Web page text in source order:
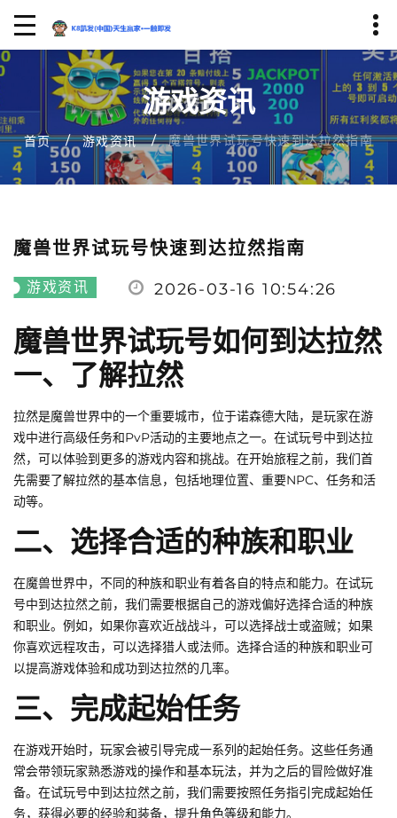
游戏资讯
首页 游戏资讯 魔兽世界试玩号快速到达拉然指南
魔兽世界试玩号快速到达拉然指南
游戏资讯 2026-03-16 10:54:26
魔兽世界试玩号如何到达拉然
一、了解拉然
拉然是魔兽世界中的一个重要城市，位于诺森德大陆，是玩家在游
戏中进行高级任务和PvP活动的主要地点之一。在试玩号中到达拉
然，可以体验到更多的游戏内容和挑战。在开始旅程之前，我们首
先需要了解拉然的基本信息，包括地理位置、重要NPC、任务和活
动等。
二、选择合适的种族和职业
在魔兽世界中，不同的种族和职业有着各自的特点和能力。在试玩
号中到达拉然之前，我们需要根据自己的游戏偏好选择合适的种族
和职业。例如，如果你喜欢近战战斗，可以选择战士或盗贼；如果
你喜欢远程攻击，可以选择猎人或法师。选择合适的种族和职业可
以提高游戏体验和成功到达拉然的几率。
三、完成起始任务
在游戏开始时，玩家会被引导完成一系列的起始任务。这些任务通
常会带领玩家熟悉游戏的操作和基本玩法，并为之后的冒险做好准
备。在试玩号中到达拉然之前，我们需要按照任务指引完成起始任
务，获得必要的经验和装备，提升角色等级和能力。